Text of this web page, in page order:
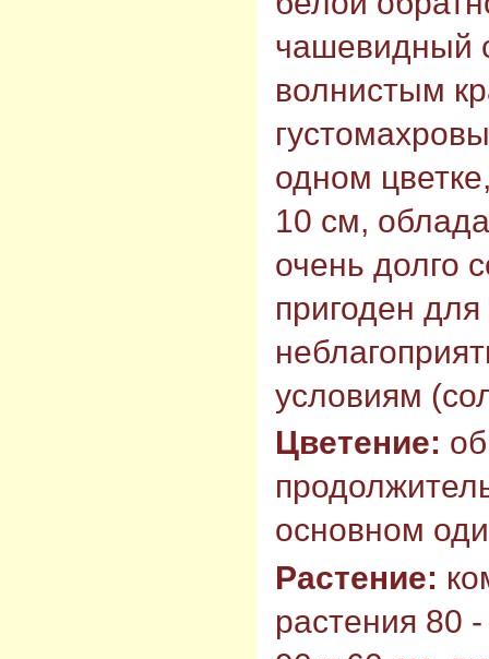
чашевидный
волнистым
одном
10 см,
очень долго
пригоден для
условиям
Цветение:
основном
Растение:
растения 80